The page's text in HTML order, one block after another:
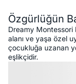
Özgürlüğün
Dreamy Montessori
alanı ve yaşa özel
çocukluğa uzanan
eşlikçidir.